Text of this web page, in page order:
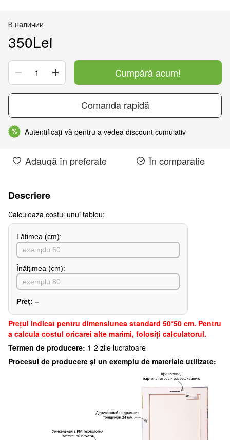
В наличии
350Lei
Cumpără acum!
Comanda rapidă
% Autentificați-vă pentru a vedea discount cumulativ
Adaugă în preferate În comparație
Descriere
Сalculeaza costul unui tablou:
Lățimea (сm):
Înălțimea (cm):
Preț: –
Preţul indicat pentru dimensiunea standard 50*50 cm. Pentru
a calcula costul oricarei alte marimi, folosiți calculatorul.
Termen de producere: 1-2 zile lucratoare
Procesul de producere și un exemplu de materiale utilizate: